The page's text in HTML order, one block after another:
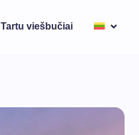
Tartu viešbučiai